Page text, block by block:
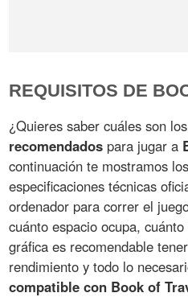
REQUISITOS DE
¿Quieres saber cuáles son los
recomendados para jugar a
continuación te mostramos
especificaciones técnicas
ordenador para correr el
cuánto espacio ocupa,
gráfica es recomendable
rendimiento y todo lo
compatible con Book of